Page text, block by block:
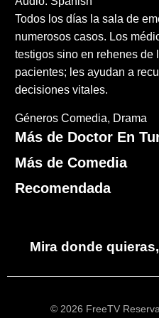
Todos los días la sala de
numerosos casos. Los
testigos sino en rehenes de
pacientes; les ayudan a
decisiones vitales.
Géneros Comedia Drama
Más de Doctor En
Más de Comedia
Recomendada
Mira donde
© 2026 FreeTV